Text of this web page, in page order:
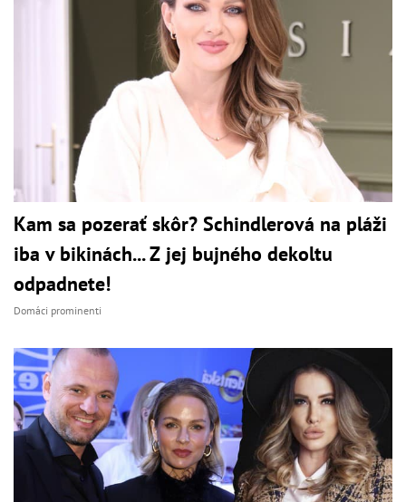
Kam sa pozerať skôr? Schindlerová na pláži
iba v bikinách... Z jej bujného dekoltu
odpadnete!
Domáci prominenti